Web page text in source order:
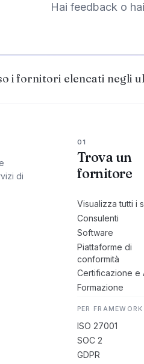
Hai feedback o
i fornitori elencati negli
di
01
Trova un
fornitore
Visualizza tutti i
Consulenti
Software
Piattaforme di
conformità
Certificazione e
Formazione
PER FRAMEWORK
ISO 27001
SOC 2
GDPR